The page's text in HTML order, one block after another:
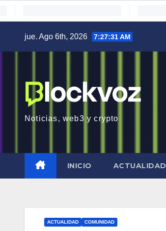
jue. Ago 6th, 2026 7:27:32 AM
Noticias, web3 y crypto
INICIO ACTUALIDAD
ACTUALIDAD COMUNIDAD